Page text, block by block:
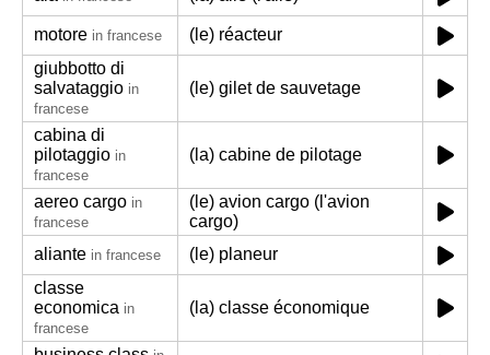
motore in francese
(le) réacteur
giubbotto di
salvataggio in
francese
(le) gilet de sauvetage
cabina di
pilotaggio in
francese
(la) cabine de pilotage
aereo cargo in
francese
(le) avion cargo (l'avion
cargo)
aliante in francese
(le) planeur
classe
economica in
francese
(la) classe économique